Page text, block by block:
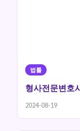
법률
형사전문변호
2024-08-19